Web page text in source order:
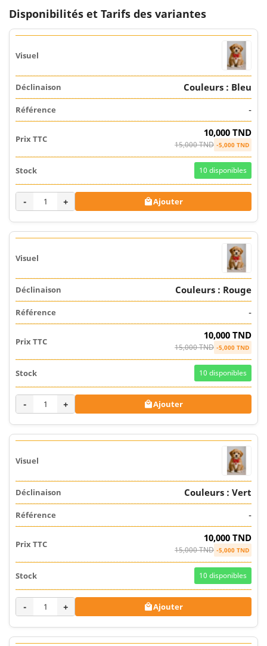
Disponibilités et Tarifs des variantes
Couleurs : Bleu
-
10,000 TND
15,000 TND -5,000 TND
10 disponibles
- + Ajouter
Couleurs : Rouge
-
10,000 TND
15,000 TND -5,000 TND
10 disponibles
- + Ajouter
Couleurs : Vert
-
10,000 TND
15,000 TND -5,000 TND
10 disponibles
- + Ajouter